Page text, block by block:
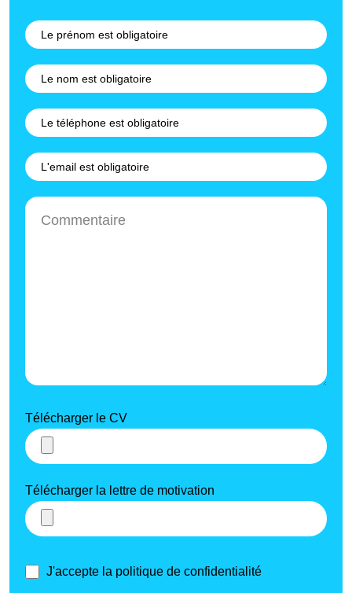
Télécharger le CV
Télécharger la lettre de motivation
J'accepte la politique de confidentialité